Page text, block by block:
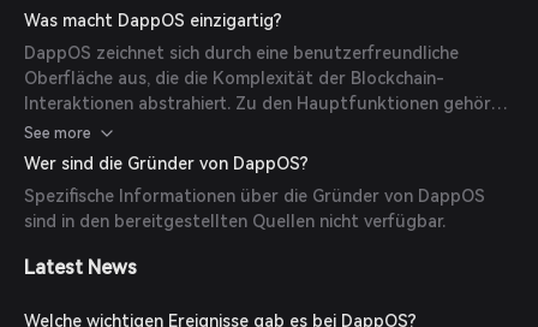
Blockchain-Infrastrukturen verringert es die Komplexität,
die typischerweise mit der Nutzung von dApps und anderen
Krypto-Diensten verbunden ist.
Was macht DappOS einzigartig?
DappOS zeichnet sich durch eine benutzerfreundliche
Oberfläche aus, die die Komplexität der Blockchain-
Interaktionen abstrahiert. Zu den Hauptfunktionen gehören
automatisierte Ablaufausführung, vereinfachtes
Kontomanagement und verbesserter Zugang zu
dezentralen Diensten, was es besonders für Nutzer ohne
technisches Krypto-Wissen vorteilhaft macht.
See more
Wer sind die Gründer von DappOS?
Spezifische Informationen über die Gründer von DappOS
sind in den bereitgestellten Quellen nicht verfügbar.
Latest News
Welche wichtigen Ereignisse gab es bei DappOS?